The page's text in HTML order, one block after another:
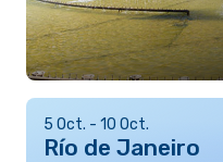
5 Oct. - 10 Oct.
Río de Janeiro